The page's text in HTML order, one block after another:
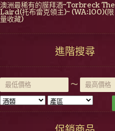
澳洲最稀有的膜拜酒~Torbreck The
Laird(托布雷克領主)~ (WA:100)(限
量收藏)
進階搜尋
~